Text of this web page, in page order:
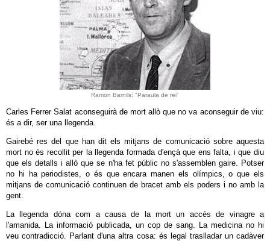
Ramon Barnils: "Paraula de rei"
Carles Ferrer Salat aconseguirà de mort allò que no va aconseguir de viu:
és a dir, ser una llegenda.
Gairebé res del que han dit els mitjans de comunicació sobre aquesta
mort no és recollit per la llegenda formada d'ençà que ens falta, i que diu
que els detalls i allò que se n'ha fet públic no s'assemblen gaire. Potser
no hi ha periodistes, o és que encara manen els olímpics, o que els
mitjans de comunicació continuen de bracet amb els poders i no amb la
gent.
La llegenda dóna com a causa de la mort un accés de vinagre a
l'amanida. La informació publicada, un cop de sang. La medicina no hi
veu contradicció. Parlant d'una altra cosa: és legal traslladar un cadàver